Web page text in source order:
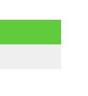
бізнес
Європі (ЄС)
випуску